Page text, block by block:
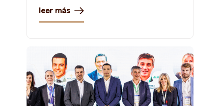
formado por mujeres, a lo que se
suman acciones concretas en
leer más